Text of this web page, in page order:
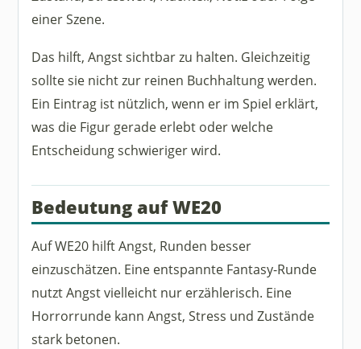
einer Szene.
Das hilft, Angst sichtbar zu halten. Gleichzeitig
sollte sie nicht zur reinen Buchhaltung werden.
Ein Eintrag ist nützlich, wenn er im Spiel erklärt,
was die Figur gerade erlebt oder welche
Entscheidung schwieriger wird.
Bedeutung auf WE20
Auf WE20 hilft Angst, Runden besser
einzuschätzen. Eine entspannte Fantasy-Runde
nutzt Angst vielleicht nur erzählerisch. Eine
Horrorrunde kann Angst, Stress und Zustände
stark betonen.